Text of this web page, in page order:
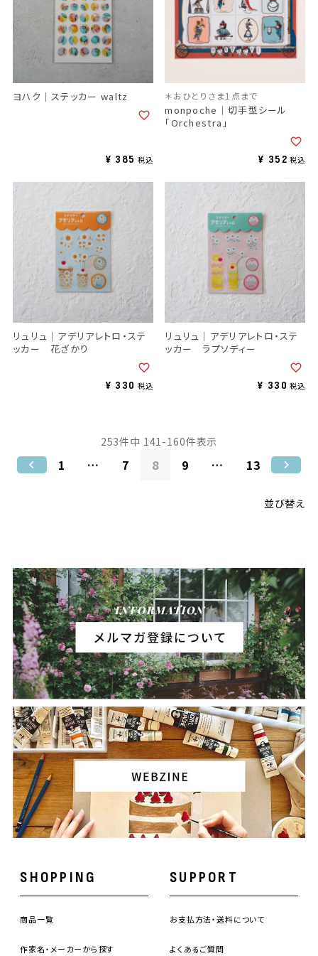
ヨハク｜ステッカー waltz
¥ 385 税込
＊おひとりさま1点まで
monpoche｜切手型シール
「Orchestra」
¥ 352 税込
リュリュ｜アデリアレトロ・ステ
ッカー 花ざかり
¥ 330 税込
リュリュ｜アデリアレトロ・ステ
ッカー ラプソディー
¥ 330 税込
並び替え
253件中 141 -160件表示
1 … 7 8 9 … 13
SHOPPING
商品一覧
作家名・メーカーから探す
SUPPORT
お支払方法・送料について
よくあるご質問